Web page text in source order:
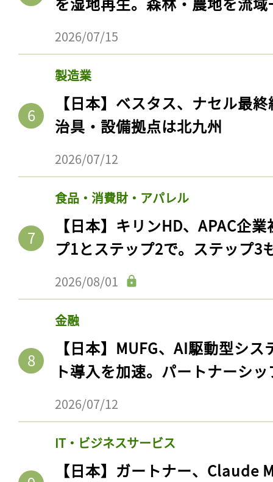
2026/07/15
製造業
【日本】ベスタス、ナセル最
治具・設備拠点は北九州
2026/07/12
食品・消費財・アパレル
【日本】キリンHD、APAC企
プ1とステップ2で。ステップ3
2026/08/01
金融
【日本】MUFG、AI駆動型シ
ト導入を加速。パートナーシ
2026/07/12
IT・ビジネスサービス
【日本】ガートナー、Claude
記事をお気に入りに
ログインが必
ログイン
会員登録